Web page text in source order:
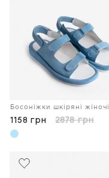
Босоніжки шкіряні жіночі
1158 грн 2878 грн